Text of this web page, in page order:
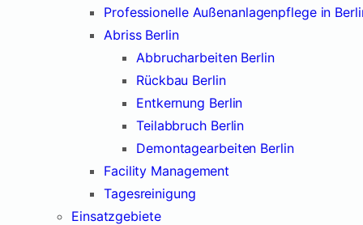
Professionelle Außenanlagenpflege in
Abriss Berlin
Abbrucharbeiten Berlin
Rückbau Berlin
Entkernung Berlin
Teilabbruch Berlin
Demontagearbeiten Berlin
Facility Management
Tagesreinigung
Einsatzgebiete